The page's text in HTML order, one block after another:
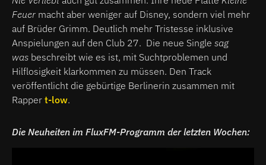
Feuer macht aber weniger auf Disney, sondern viel mehr
auf Brüder Grimm. Deutlich mehr Tristesse inklusive
Anspielungen auf den Club 27. Die neue Single sag
was beschreibt wie es ist, mit Suchtproblemen und
Hilflosigkeit klarkommen zu müssen. Den Track
veröffentlicht die gebürtige Berlinerin zusammen mit
Rapper t-low.
Die Neuheiten im FluxFM-Programm der letzten Wochen: